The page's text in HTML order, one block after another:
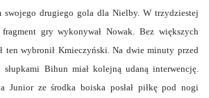
swojego drugiego gola dla Nielby. W trzydziestej
gry wykonywał Nowak. Bez większych
ten wybronił Kmieczyński. Na dwie minuty przed
Bihun miał kolejną udaną interwencję.
Junior ze środka boiska posłał piłkę pod nogi